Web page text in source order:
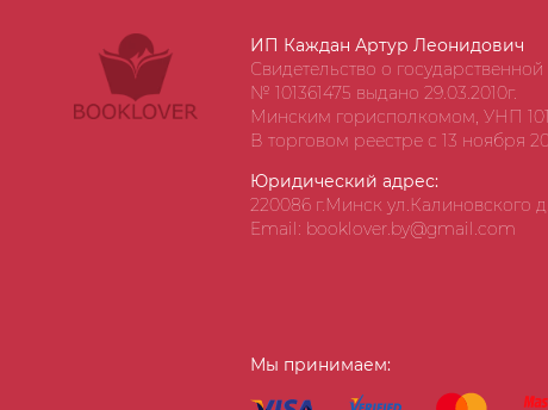
ИП Каждан Артур Леонидович
Свидетельство о
№ 101361475 выдано 29.03.2010г.
Минским горисполкомом, УНП
В торговом реестре с 13 ноября
Юридический адрес:
220086 г.Минск ул.Калиновского
Email: booklover.by@gmail.com
Мы принимаем: